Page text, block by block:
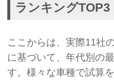
ランキングTOP3
ここからは、実際11社
に基づいて、年代別の
す。様々な車種で試算